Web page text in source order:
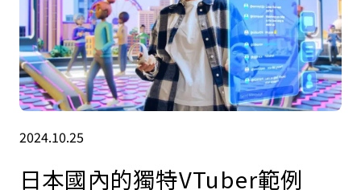
2024.10.25
日本國內的獨特VTuber範例